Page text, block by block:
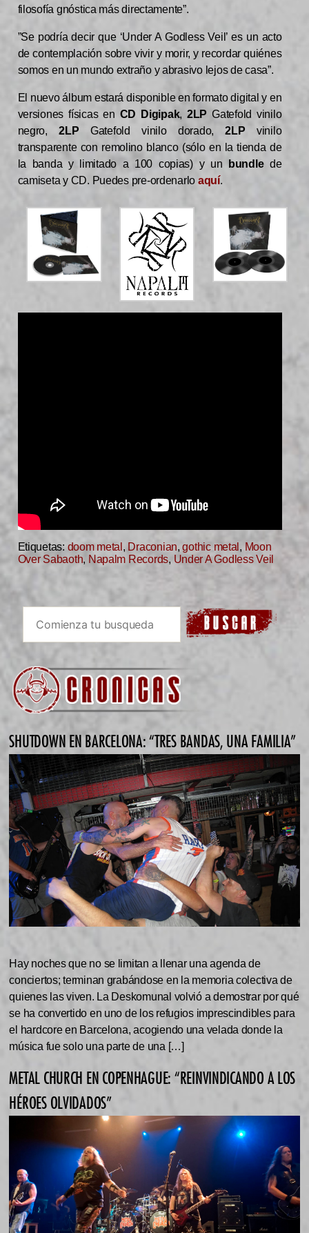
filosofía gnóstica más directamente”.
”Se podría decir que ‘Under A Godless Veil’ es un acto
de contemplación sobre vivir y morir, y recordar quiénes
somos en un mundo extraño y abrasivo lejos de casa”.
El nuevo álbum estará disponible en formato digital y en
versiones físicas en CD Digipak, 2LP Gatefold vinilo
negro,2LP Gatefold vinilo dorado,2LP vinilo
transparente con remolino blanco (sólo en la tienda de
la banda y limitado a 100 copias) y un
bundlede
camiseta y CD. Puedes pre-ordenarlo aquí.
Etiquetas: doom metal , Draconian,gothic metal , Moon
Over Sabaoth, Napalm Records, Under A Godless Veil
SHUTDOWN EN BARCELONA: “TRES BANDAS, UNA FAMILIA”
Hay noches que no se limitan a llenar una agenda de
conciertos; terminan grabándose en la memoria colectiva de
quienes las viven. La Deskomunal volvió a demostrar por qué
se ha convertido en uno de los refugios imprescindibles para
el hardcore en Barcelona, acogiendo una velada donde la
música fue solo una parte de una […]
METAL CHURCH EN COPENHAGUE: “REINVINDICANDO A LOS
HÉROES OLVIDADOS”